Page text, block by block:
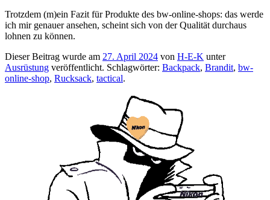
Trotzdem (m)ein Fazit für Produkte des bw-online-shops: das werde
ich mir genauer ansehen, scheint sich von der Qualität durchaus
lohnen zu können.
Dieser Beitrag wurde am 27. April 2024 von H-E-K unter
Ausrüstung veröffentlicht. Schlagwörter: Backpack, Brandit, bw-
online-shop, Rucksack, tactical.